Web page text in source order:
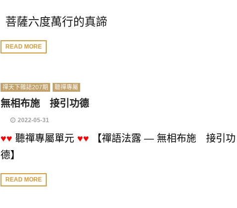
菩薩六度萬行的真諦
READ MORE
禪天下雜誌207期 聽禪專屬
無相布施 接引功德
2022-05-31
♥♥ 聽禪專屬單元 ♥♥ 【禪語法露 — 無相布施 接引功
德】
READ MORE